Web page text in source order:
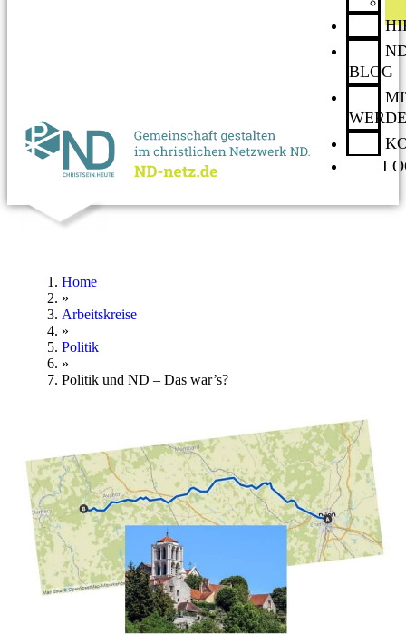
BLOG
Home
»
Arbeitskreise
»
Politik
»
Politik und ND – Das war’s?